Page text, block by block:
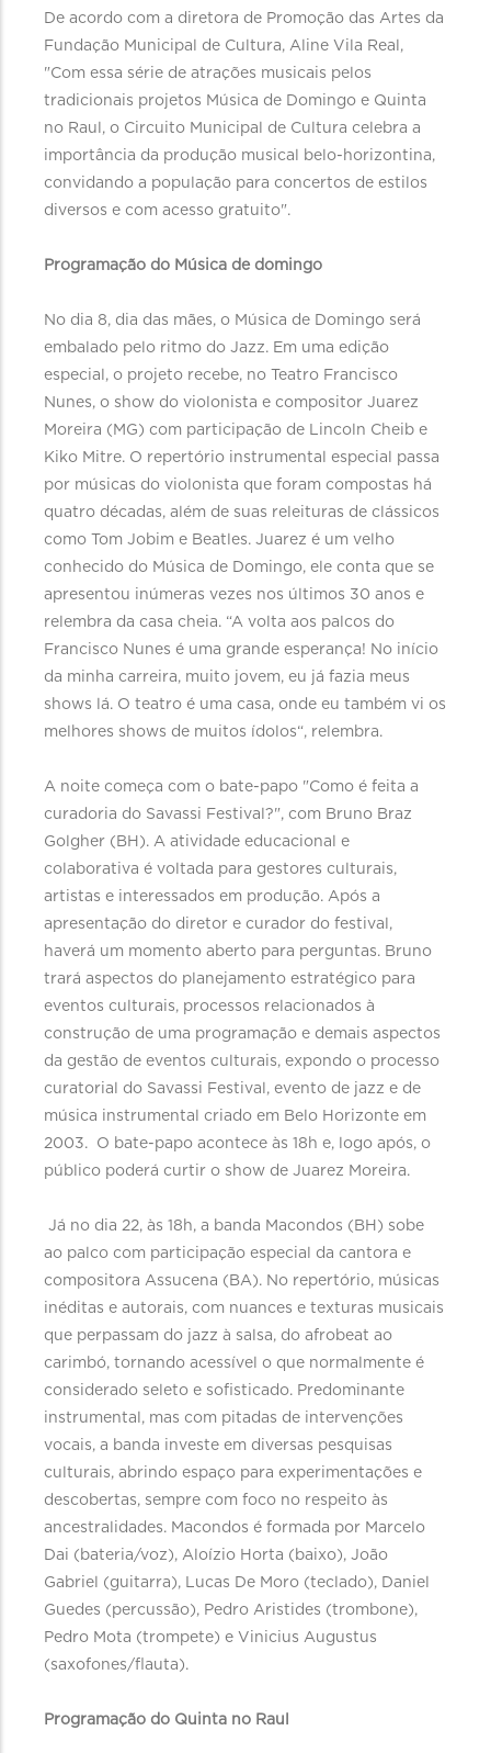
De acordo com a diretora de Promoção das Artes da
Fundação Municipal de Cultura, Aline Vila Real,
"Com essa série de atrações musicais pelos
tradicionais projetos Música de Domingo e Quinta
no Raul, o Circuito Municipal de Cultura celebra a
importância da produção musical belo-horizontina,
convidando a população para concertos de estilos
diversos e com acesso gratuito".
Programação do Música de domingo
No dia 8, dia das mães, o Música de Domingo será
embalado pelo ritmo do Jazz. Em uma edição
especial, o projeto recebe, no Teatro Francisco
Nunes, o show do violonista e compositor Juarez
Moreira (MG) com participação de Lincoln Cheib e
Kiko Mitre. O repertório instrumental especial passa
por músicas do violonista que foram compostas há
quatro décadas, além de suas releituras de clássicos
como Tom Jobim e Beatles. Juarez é um velho
conhecido do Música de Domingo, ele conta que se
apresentou inúmeras vezes nos últimos 30 anos e
relembra da casa cheia. “A volta aos palcos do
Francisco Nunes é uma grande esperança! No início
da minha carreira, muito jovem, eu já fazia meus
shows lá. O teatro é uma casa, onde eu também vi os
melhores shows de muitos ídolos“, relembra.
A noite começa com o bate-papo "Como é feita a
curadoria do Savassi Festival?", com Bruno Braz
Golgher (BH). A atividade educacional e
colaborativa é voltada para gestores culturais,
artistas e interessados em produção. Após a
apresentação do diretor e curador do festival,
haverá um momento aberto para perguntas. Bruno
trará aspectos do planejamento estratégico para
eventos culturais, processos relacionados à
construção de uma programação e demais aspectos
da gestão de eventos culturais, expondo o processo
curatorial do Savassi Festival, evento de jazz e de
música instrumental criado em Belo Horizonte em
2003. O bate-papo acontece às 18h e, logo após, o
público poderá curtir o show de Juarez Moreira.
Já no dia 22, às 18h, a banda Macondos (BH) sobe
ao palco com participação especial da cantora e
compositora Assucena (BA). No repertório, músicas
inéditas e autorais, com nuances e texturas musicais
que perpassam do jazz à salsa, do afrobeat ao
carimbó, tornando acessível o que normalmente é
considerado seleto e sofisticado. Predominante
instrumental, mas com pitadas de intervenções
vocais, a banda investe em diversas pesquisas
culturais, abrindo espaço para experimentações e
descobertas, sempre com foco no respeito às
ancestralidades. Macondos é formada por Marcelo
Dai (bateria/voz), Aloízio Horta (baixo), João
Gabriel (guitarra), Lucas De Moro (teclado), Daniel
Guedes (percussão), Pedro Aristides (trombone),
Pedro Mota (trompete) e Vinicius Augustus
(saxofones/flauta).
Programação do Quinta no Raul